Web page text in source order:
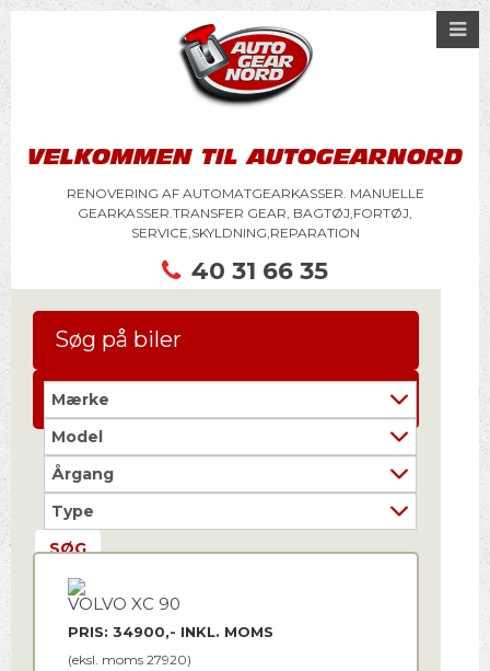
VELKOMMEN TIL AUTOGEARNORD
RENOVERING AF AUTOMATGEARKASSER. MANUELLE
GEARKASSER.TRANSFER GEAR, BAGTØJ,FORTØJ,
SERVICE,SKYLDNING,REPARATION
40 31 66 35
Søg på biler
VOLVO XC 90
PRIS: 34900,- INKL. MOMS
(eksl. moms 27920)